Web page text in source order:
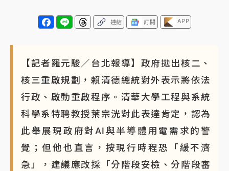
父親節泡湯了！中颱白海豚雨彈轟3天 「紅到發紫」降
雨熱區曝
連結 訂閱 APP
【記者羅元駿／台北報導】政府拋出核二、
核三重啟規劃，賴清德總統對外表示將依法
行政、啟動重啟程序。清華大學工程與系統
科學系特聘教授葉宗洸對此表達肯定，認為
此舉展現政府對AI與半導體用電需求的警
覺；但他也直言，按現行時程恐「緩不濟
急」，建議應改採「分階段安檢、分階段審